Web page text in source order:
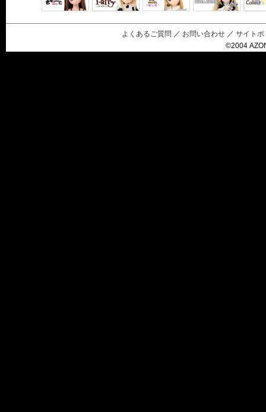
よくあるご質問 ／ お問い合わせ ／ サイトポ
©2004